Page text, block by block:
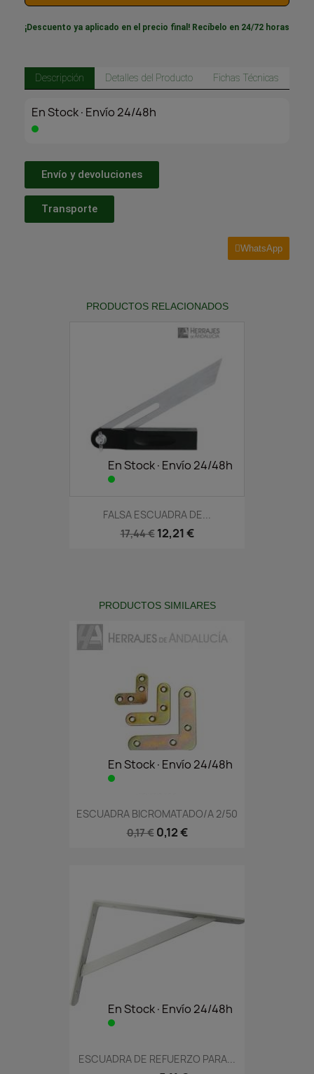
¡Descuento ya aplicado en el precio final! Recíbelo en 24/72 horas
Descripción Detalles del Producto Fichas Técnicas
En Stock·Envío 24/48h
Envío y devoluciones
Transporte
WhatsApp
PRODUCTOS RELACIONADOS
En Stock·Envío 24/48h
FALSA ESCUADRA DE...
17,44 € 12,21 €
PRODUCTOS SIMILARES
En Stock·Envío 24/48h
ESCUADRA BICROMATADO/A 2/50
0,17 € 0,12 €
En Stock·Envío 24/48h
ESCUADRA DE REFUERZO PARA...